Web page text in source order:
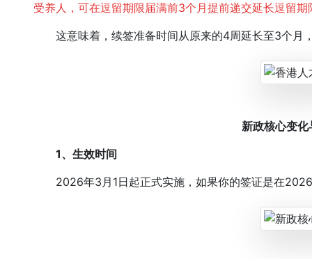
受养人，可在逗留期限届满前3个月提前递交延长逗留期
这意味着，续签准备时间从原来的4周延长至3个月
新政核心变化
1、 生效时间
2026年3月1日起正式实施，如果你的签证是在2026